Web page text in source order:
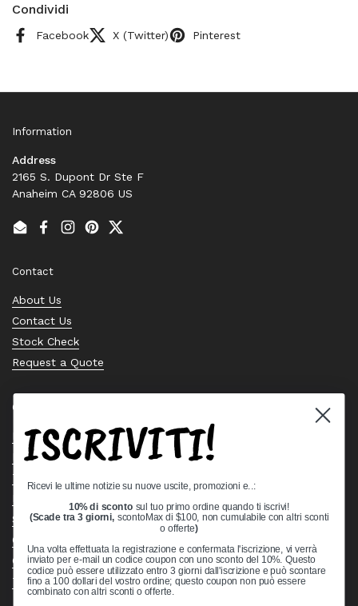
Condividi
Facebook X (Twitter) Pinterest
Information
Address
2165 S. Dupont Dr Ste F
Anaheim CA 92806 US
EmailFacebook
Instagram
PinterestTwitter
Contact
About Us
Contact Us
Stock Check
Request a Quote
Quick links
Bearing Knowledge Center
Privacy Policy
Terms & Conditions
Shipping Policy
Open Cookie Banner
Comprehensive Guide to Ball Bearings
Track your Order
ISCRIVITI!
Ricevi le ultime notizie su nuove uscite, promozioni e..:
10% di sconto sul tuo primo ordine quando ti iscrivi!
(Scade tra 3 giorni, scontoMax di $100, non cumulabile con altri sconti
o offerte)
Una volta effettuata la registrazione e confermata l'iscrizione, vi verrà
inviato per e-mail un codice coupon con uno sconto del 10%. Questo
codice può essere utilizzato entro 3 giorni dall'iscrizione e può scontare
fino a 100 dollari del vostro ordine; questo coupon non può essere
combinato con altri sconti o offerte.